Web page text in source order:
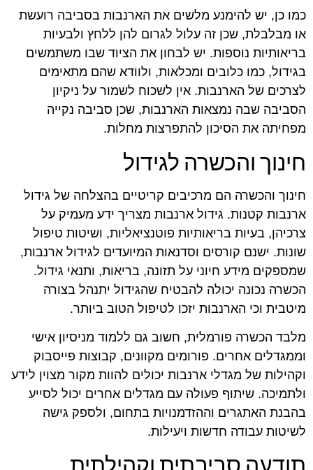
כמו כן, יש להימנע מלשים את הארנבות בסביבה רועשת
או מבלבלת, שכן זה עלול לגרום להן ללחץ ולבעיות
בריאותיות נוספות. יש לבחון את הציוד שבו משתמשים
בגידול, כמו כלובים ומכלאות, ולוודא שהם מתאימים
לצרכים של הארנבות. אין לשכוח לשמור על ניקיון
הסביבה שבה נמצאות הארנבות, שכן סביבה נקייה
מפחיתה את הסיכון להתפרצות מחלות.
חינוך והכשרה לגידול
חינוך והכשרה הם מרכיבים קריטיים בהצלחה של גידול
ארנבות קטנות. גידול ארנבות מצריך ידע מעמיק על
צרכיהן, בעיות בריאותיות פוטנציאליות, ושיטות טיפול
שונות. ישנם קורסים וסדנאות המיועדים לגידול ארנבות,
שמספקים מידע חיוני על תזונה, בריאות, ותנאי גידול.
הכשרה נכונה יכולה להבטיח שהגידול יתנהל בצורה
מיטבית וכי הארנבות יזכו לטיפול הטוב ביותר.
מלבד הכשרה פורמלית, חשוב גם ללמוד מניסיון אישי
וממגדלים אחרים. פורומים מקוונים, קבוצות פייסבוק
וקהילות של מגדלי ארנבות יכולים להוות מקור מצוין לידע
ולתמיכה. שיתוף פעולה עם מגדלים אחרים יכול לסייע
בהבנת האתגרים וההזדמנויות בתחום, ולספק גישה
לשיטות עבודה חדשות ויעילות.